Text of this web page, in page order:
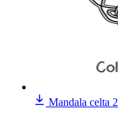
Mandala celta 2